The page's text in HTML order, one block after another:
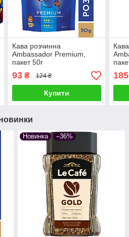
Кава розчинна
Ambassador Premium,
пакет 50г
93₴ 124 ₴
Купити
185
Новинка –36%